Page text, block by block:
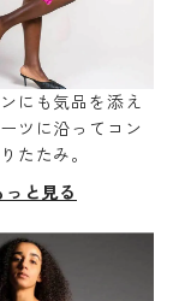
にも気品を添え
ツに沿ってコン
たたみ。
っと見る